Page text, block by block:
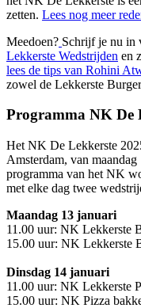
zetten. Lees nog meer
Meedoen? Schrijf je nu in
Lekkerste Wedstrijden en
lees de tips van Rohini
zowel de Lekkerste
Programma NK De
Het NK De Lekkerste
Amsterdam, van
programma van het NK
met elke dag twee
Maandag 13 januari
11.00 uur: NK Lekkerste
15.00 uur: NK Lekkerste
Dinsdag 14 januari
11.00 uur: NK Lekkerste
15.00 uur: NK Pizza